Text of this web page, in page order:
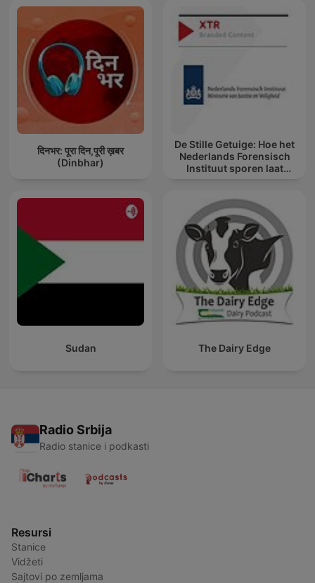
दिनभर: पूरा दिन,पूरी ख़बर
(Dinbhar)
De Stille Getuige: Hoe het
Nederlands Forensisch
Instituut sporen laat
Sudan The Dairy Edge
Radio Srbija
Radio stanice i podkasti
Resursi
Stanice
Vidžeti
Sajtovi po zemljama